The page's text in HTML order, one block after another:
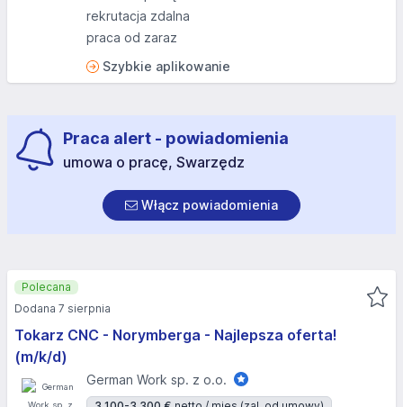
rekrutacja zdalna
praca od zaraz
Szybkie aplikowanie
Praca alert - powiadomienia
umowa o pracę, Swarzędz
Włącz powiadomienia
Tokarz CNC - Norymberga - Najlepsza oferta!
(m/k/d)
German Work sp. z o.o.
Polecana
Dodana 7 sierpnia